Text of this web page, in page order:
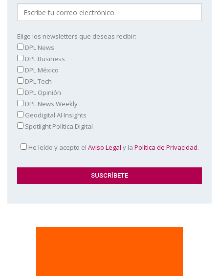
Elige los newsletters que deseas recibir:
DPL News
DPL Business
DPL México
DPL Tech
DPL Opinión
DPL News Weekly
Geodigital AI Insights
Spotlight Política Digital
He leído y acepto el Aviso Legal y la Política de Privacidad.